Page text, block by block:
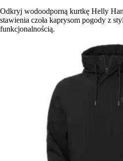
Odkryj wodoodporną kurtkę Helly
stawienia czoła kaprysom pogody z
funkcjonalnością.